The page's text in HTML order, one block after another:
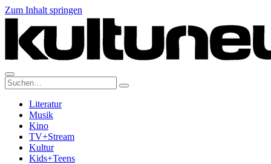
Zum Inhalt springen
Suche:
Literatur
Musik
Kino
TV+Stream
Kultur
Kids+Teens